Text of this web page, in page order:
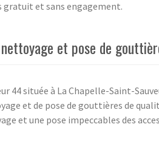
gratuit et sans engagement.
et pose de
44 située à La Chapelle-Saint-
et de pose de gouttières de
et une pose impeccables des